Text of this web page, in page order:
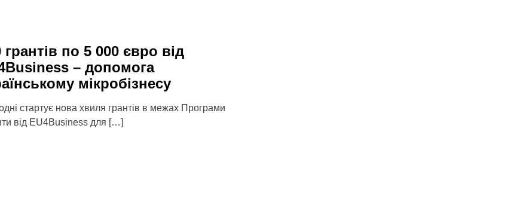
грантів по 5 000 євро від
– допомога
мікробізнесу
стартує нова хвиля грантів в межах Програми
від EU4Business для […]